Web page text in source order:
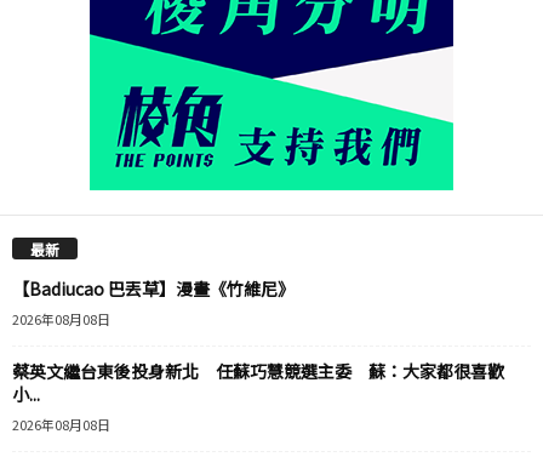
最新
【Badiucao 巴丟草】漫畫《竹維尼》
2026年08月08日
蔡英文繼台東後投身新北 任蘇巧慧競選主委 蘇：大家都很喜歡
小...
2026年08月08日